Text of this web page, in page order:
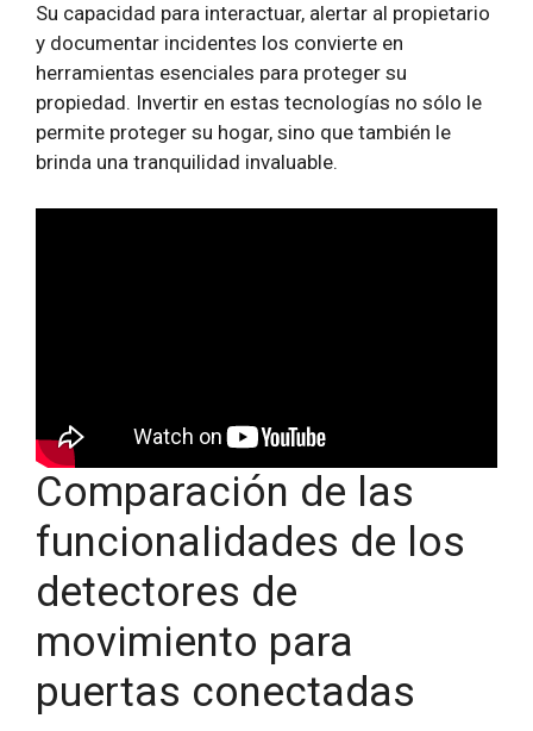
Su capacidad para interactuar, alertar al propietario
y documentar incidentes los convierte en
herramientas esenciales para proteger su
propiedad. Invertir en estas tecnologías no sólo le
permite proteger su hogar, sino que también le
brinda una tranquilidad invaluable.
Comparación de las
funcionalidades de los
detectores de
movimiento para
puertas conectadas